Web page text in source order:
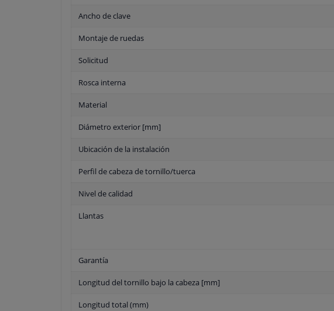
Ancho de clave
Montaje de ruedas
Solicitud
Rosca interna
Material
Diámetro exterior [mm]
Ubicación de la instalación
Perfil de cabeza de tornillo/tuerca
Nivel de calidad
Llantas
Garantía
Longitud del tornillo bajo la cabeza [mm]
Longitud total (mm)